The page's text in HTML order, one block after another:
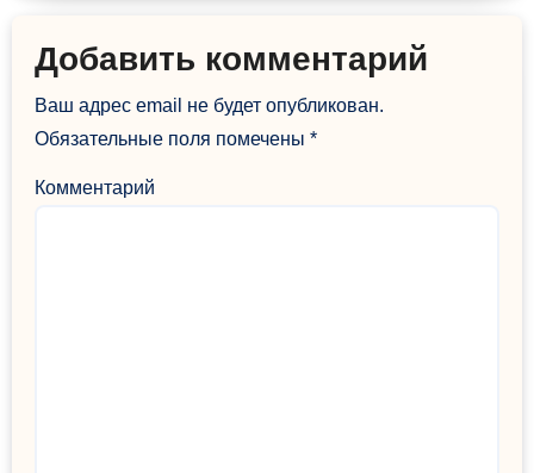
Добавить комментарий
Ваш адрес email не будет опубликован.
Обязательные поля помечены*
Комментарий